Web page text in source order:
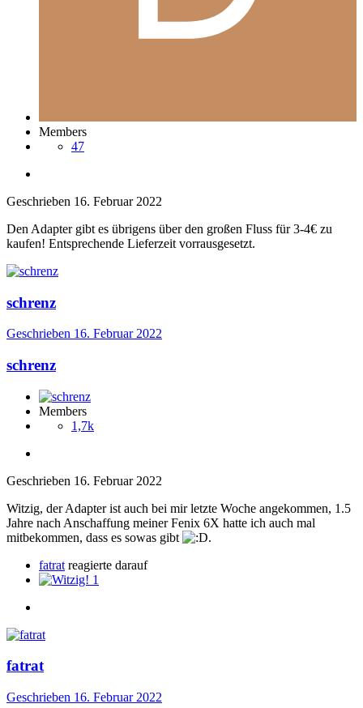
Members
47
Geschrieben 16. Februar 2022
Den Adapter gibt es übrigens über den großen Fluss für 3-4€ zu
kaufen! Entsprechende Lieferzeit vorrausgesetzt.
schrenz
Geschrieben 16. Februar 2022
schrenz
Members
1,7k
Geschrieben 16. Februar 2022
Witzig, der Adapter ist auch bei mir letzte Woche angekommen, 1.5
Jahre nach Anschaffung meiner Fenix 6X hatte ich auch mal
mitbekommen, dass es sowas gibt
.
fatrat reagierte darauf
1
fatrat
Geschrieben 16. Februar 2022